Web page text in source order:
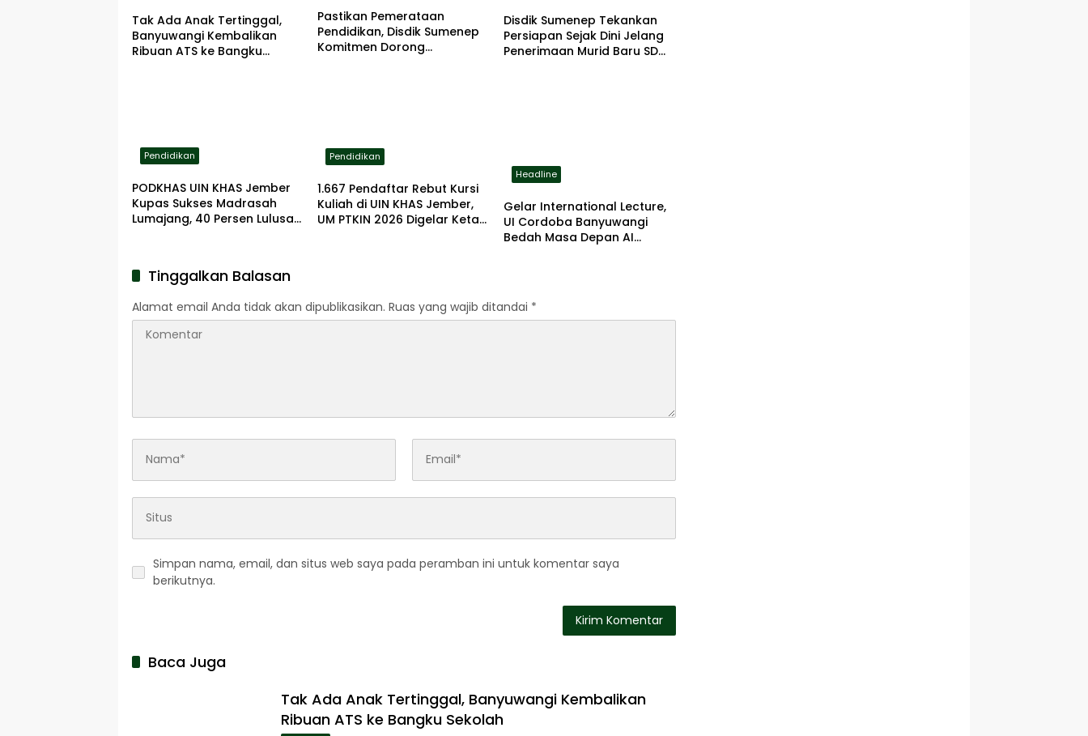
Tak Ada Anak Tertinggal,
Banyuwangi Kembalikan
Ribuan ATS ke Bangku
Pastikan Pemerataan
Pendidikan, Disdik Sumenep
Komitmen Dorong
Disdik Sumenep Tekankan
Persiapan Sejak Dini Jelang
Penerimaan Murid Baru SD
Pendidikan
PODKHAS UIN KHAS Jember
Kupas Sukses Madrasah
Lumajang, 40 Persen Lulusan
Pendidikan
1.667 Pendaftar Rebut Kursi
Kuliah di UIN KHAS Jember,
UM PTKIN 2026 Digelar Ketat
Headline
Gelar International Lecture,
UI Cordoba Banyuwangi
Bedah Masa Depan AI
Tinggalkan Balasan
Alamat email Anda tidak akan dipublikasikan. Ruas yang wajib ditandai *
Simpan nama, email, dan situs web saya pada peramban ini untuk komentar saya
berikutnya.
Baca Juga
Tak Ada Anak Tertinggal, Banyuwangi Kembalikan
Ribuan ATS ke Bangku Sekolah